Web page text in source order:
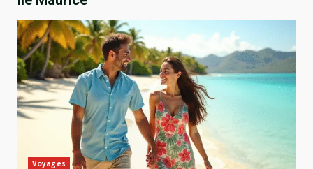
Voyages